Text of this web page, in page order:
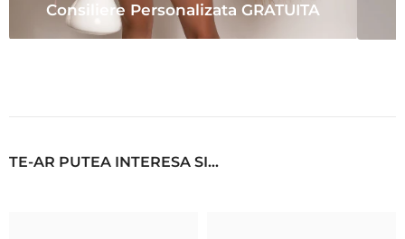
Consiliere Personalizata GRATUITA
TE-AR PUTEA INTERESA SI...